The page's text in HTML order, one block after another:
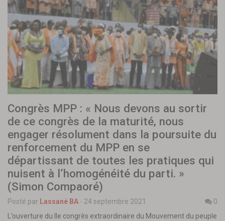
Congrès MPP : « Nous devons au sortir
de ce congrès de la maturité, nous
engager résolument dans la poursuite du
renforcement du MPP en se
départissant de toutes les pratiques qui
nuisent à l’homogénéité du parti. »
(Simon Compaoré)
Posté par Lassané BA - 24 septembre 2021
0
L’ouverture du IIe congrès extraordinaire du Mouvement du peuple